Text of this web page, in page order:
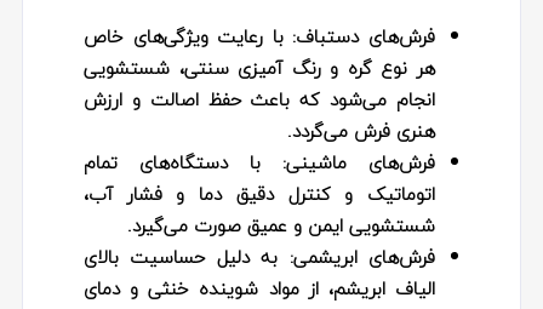
فرش‌های دستباف: با رعایت ویژگی‌های خاص
هر نوع گره و رنگ‌ آمیزی سنتی، شستشویی
انجام می‌شود که باعث حفظ اصالت و ارزش
هنری فرش می‌گردد.
فرش‌های ماشینی: با دستگاه‌های تمام
اتوماتیک و کنترل دقیق دما و فشار آب،
شستشویی ایمن و عمیق صورت می‌گیرد.
فرش‌های ابریشمی: به‌ دلیل حساسیت بالای
الیاف ابریشم، از مواد شوینده خنثی و دمای